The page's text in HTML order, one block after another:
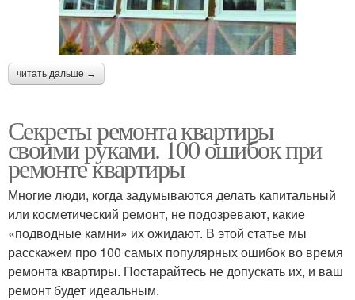
читать дальше →
Секреты ремонта квартиры
своими руками. 100 ошибок при
ремонте квартиры
Многие люди, когда задумываются делать капитальный
или косметический ремонт, не подозревают, какие
«подводные камни» их ожидают. В этой статье мы
расскажем про 100 самых популярных ошибок во время
ремонта квартиры. Постарайтесь не допускать их, и ваш
ремонт будет идеальным.